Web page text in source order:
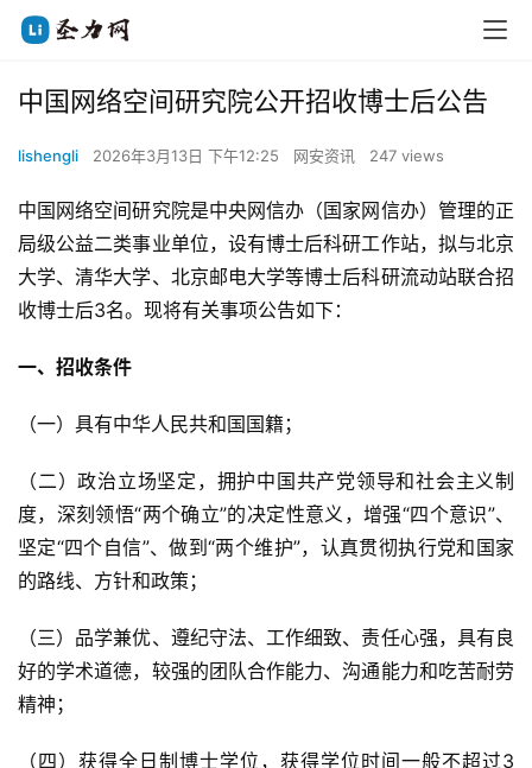
中国网络空间研究院公开招收博士后公告
lishengli 2026年3月13日 下午12:25 网安资讯 247 views
中国网络空间研究院是中央网信办（国家网信办）管理的正
局级公益二类事业单位，设有博士后科研工作站，拟与北京
大学、清华大学、北京邮电大学等博士后科研流动站联合招
收博士后3名。现将有关事项公告如下：
一、招收条件
（一）具有中华人民共和国国籍；
（二）政治立场坚定，拥护中国共产党领导和社会主义制
度，深刻领悟“两个确立”的决定性意义，增强“四个意识”、
坚定“四个自信”、做到“两个维护”，认真贯彻执行党和国家
的路线、方针和政策；
（三）品学兼优、遵纪守法、工作细致、责任心强，具有良
好的学术道德，较强的团队合作能力、沟通能力和吃苦耐劳
精神；
（四）获得全日制博士学位，获得学位时间一般不超过3